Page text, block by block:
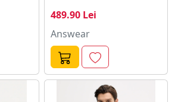
489.90 Lei
Answear